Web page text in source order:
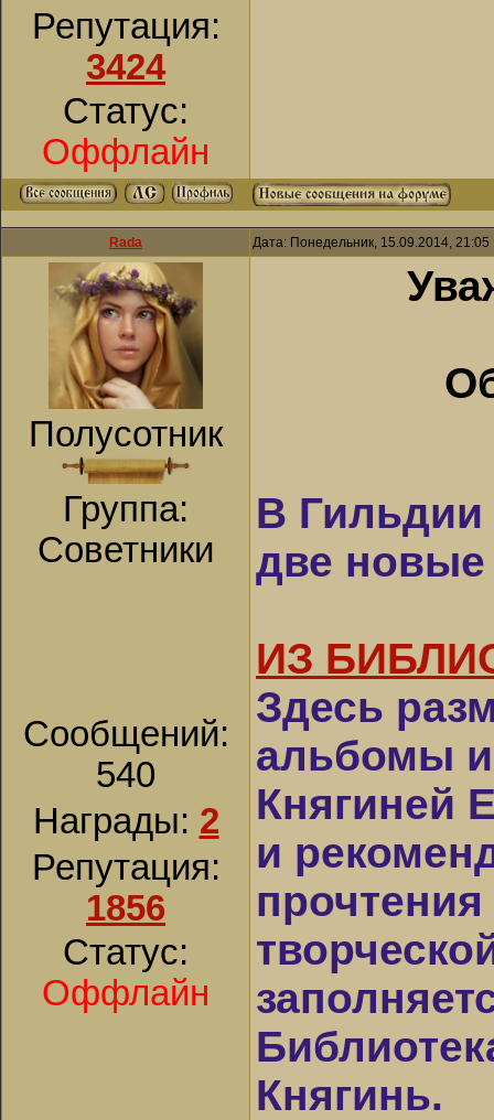
Репутация:
3424
Статус:
Оффлайн
Rada Дата: Понедельник, 15.09.2014,
Полусотник
Группа:
Советники
Сообщений:
540
Награды: 2
Репутация:
1856
Статус:
Оффлайн
В Гильдии
две
ИЗ
Здесь
альбомы
Княгиней
и
Княгинь.